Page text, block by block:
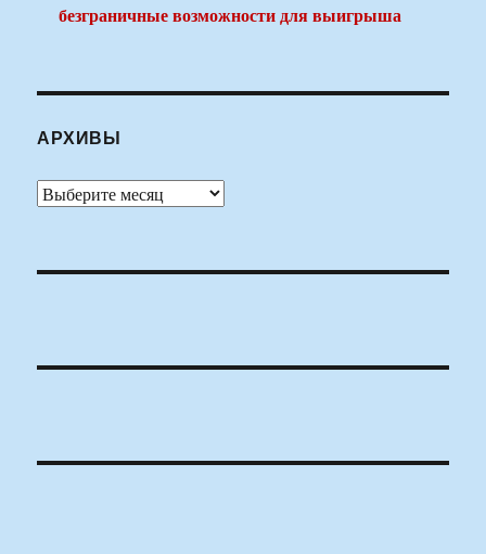
безграничные возможности для выигрыша
АРХИВЫ
Архивы